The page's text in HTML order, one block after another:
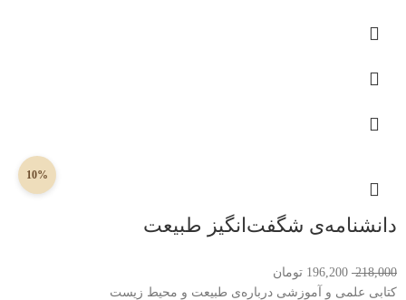
10%
دانشنامه‌ی شگفت‌انگیز طبیعت
218,000
196,200 تومان
کتابی علمی و آموزشی درباره‌ی طبیعت و محیط زیست